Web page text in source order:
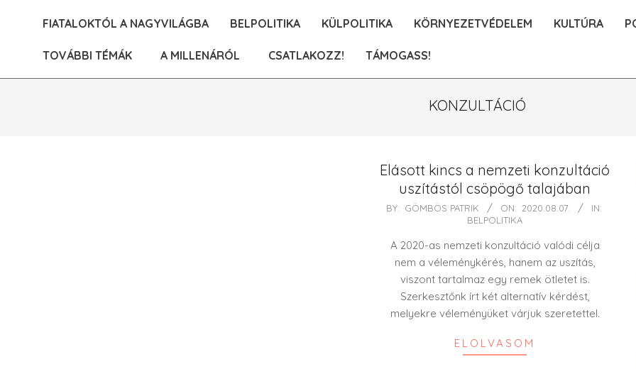
FIATALOKTÓL A NAGYVILÁGBA BELPOLITIKA KÜLPOLITIKA KÖRNYEZETVÉDELEM KULTÚRA
TOVÁBBI TÉMÁK A MILLENÁRÓL CSATLAKOZZ! TÁMOGASS!
KONZULTÁCIÓ
Elásott kincs a nemzeti konzultáció
uszítástól csöpögő talajában
2020-
BY: GÖMBÖS PATRIK ON: 2020.08.07.
IN:
BELPOLITIKA
A 2020-as nemzeti konzultáció valódi célja
nem a véleménykérés, hanem az uszítás,
viszont tartalmaz egy remek ötletet is.
Szerkesztőnk írt két alternatív kérdést,
melyekre véleményüket várjuk szeretettel.
ELOLVASOM